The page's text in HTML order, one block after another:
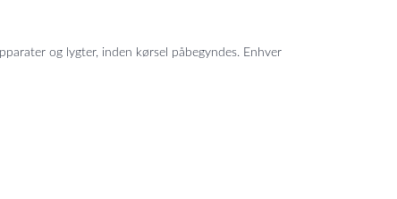
og lygter, inden kørsel påbegyndes. Enhver